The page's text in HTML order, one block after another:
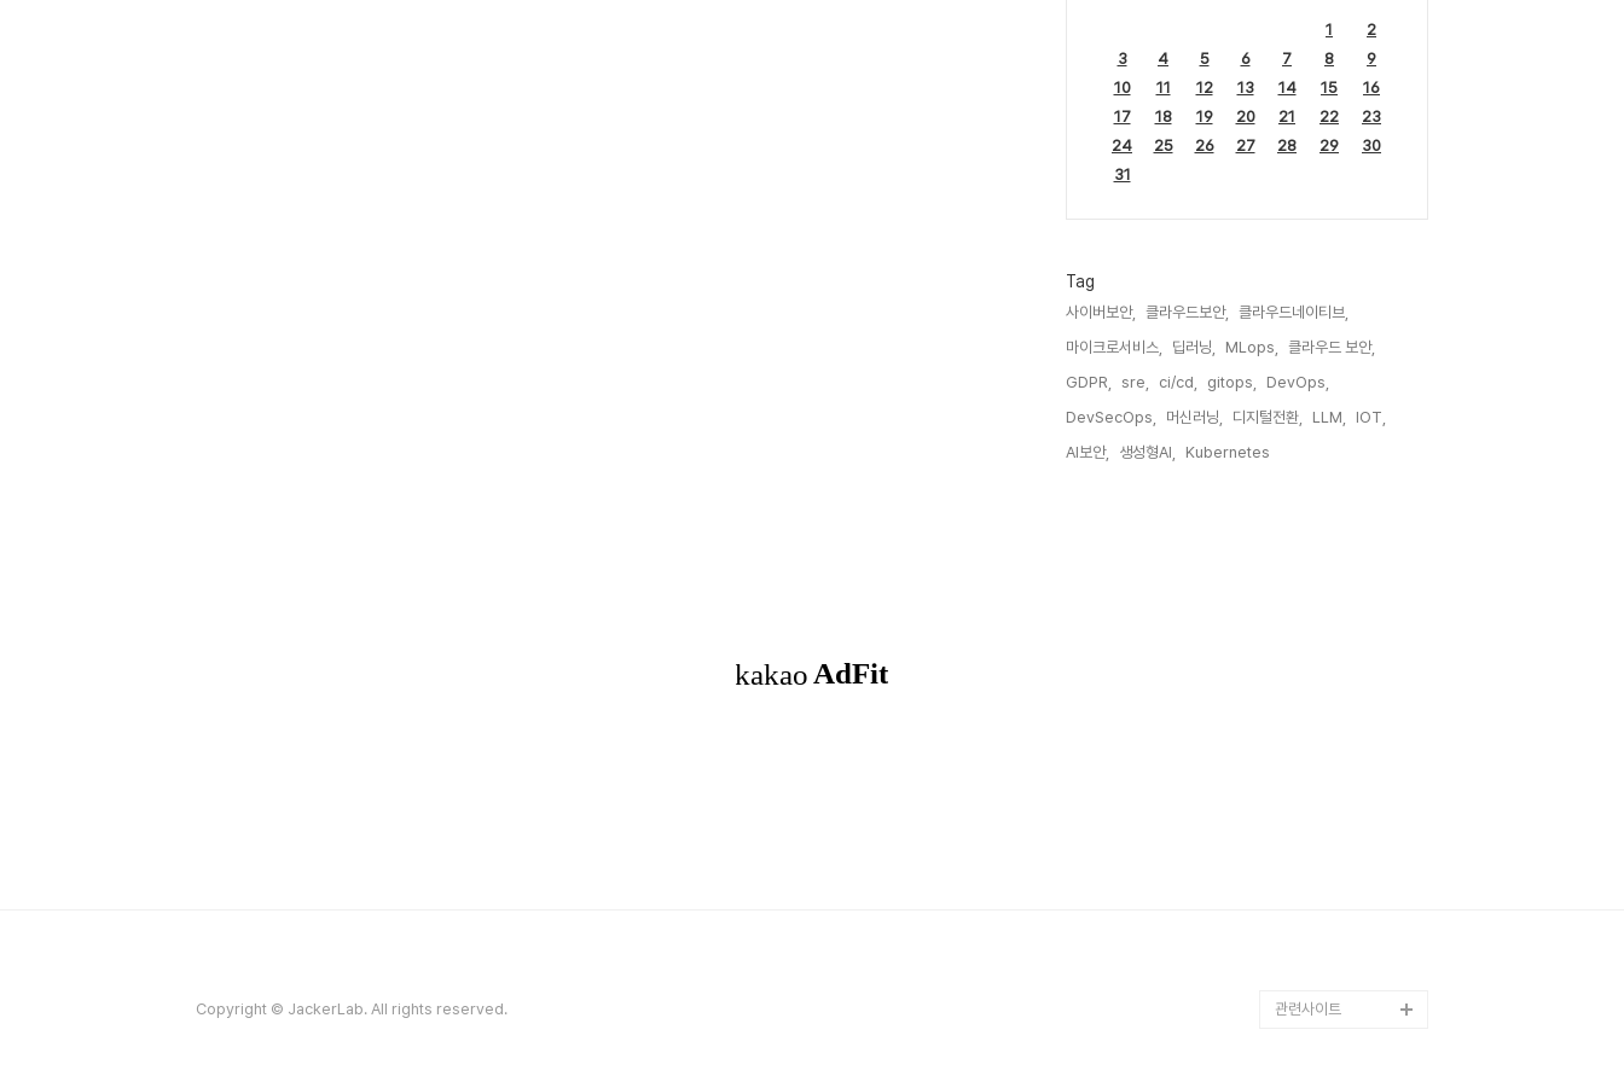
1
2
3
4 5 6 7 8
9
10
11 12 13 14 15
16
17
18 19 20 21 22
23
24
25 26 27 28 29
30
31
Tag
사이버보안, 클라우드보안,
클라우드네이티브,
마이크로서비스,
딥러닝, MLops,
클라우드 보안,
GDPR,
sre, ci/cd, gitops,
DevOps,
DevSecOps,
머신러닝, 디지털전환, LLM,
IOT,
AI보안,
생성형AI, Kubernetes,
Copyright © JackerLab. All rights reserved. 관련사이트